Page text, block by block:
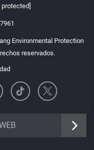
protected]
Environmental Protection
reservados.